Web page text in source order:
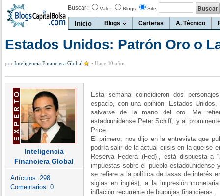
Buscar: Valor Blogs Site
Inicio Blogs Carteras A. Técnico
Estados Unidos: Patrón Oro o
por Inteligencia Financiera Global • Hace 10 años
Inteligencia
Financiera Global
Artículos: 298
Comentarios: 0
Esta semana coincidieron dos
espacio, con una opinión: Estados
salvarse de la mano del oro. Me
estadounidense Peter Schiff, y al
Price.
El primero, nos dijo en la entrevista que
podría salir de la actual crisis en la que se
Reserva Federal (Fed)-, está dispuesta a
impuestas sobre el pueblo estadounidense
se refiere a la política de tasas de interés
siglas en inglés), a la impresión
inflación recurrente de burbujas financieras.